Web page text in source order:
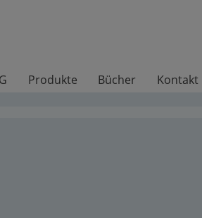
Produkte Bücher Kontakt